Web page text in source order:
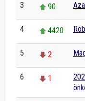
3 90
4 4420
5 2
6 1